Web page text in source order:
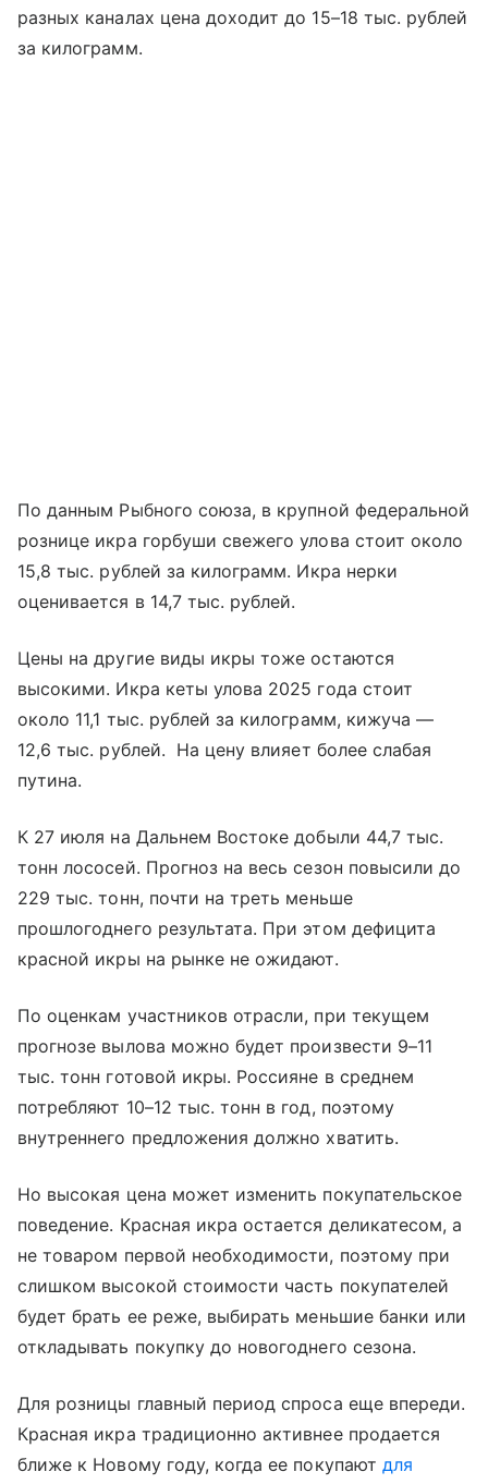
разных каналах цена доходит до 15–18 тыс. рублей
за килограмм.
По данным Рыбного союза, в крупной федеральной
рознице икра горбуши свежего улова стоит около
15,8 тыс. рублей за килограмм. Икра нерки
оценивается в 14,7 тыс. рублей.
Цены на другие виды икры тоже остаются
высокими. Икра кеты улова 2025 года стоит
около 11,1 тыс. рублей за килограмм, кижуча —
12,6 тыс. рублей. На цену влияет более слабая
путина.
К 27 июля на Дальнем Востоке добыли 44,7 тыс.
тонн лососей. Прогноз на весь сезон повысили до
229 тыс. тонн, почти на треть меньше
прошлогоднего результата. При этом дефицита
красной икры на рынке не ожидают.
По оценкам участников отрасли, при текущем
прогнозе вылова можно будет произвести 9–11
тыс. тонн готовой икры. Россияне в среднем
потребляют 10–12 тыс. тонн в год, поэтому
внутреннего предложения должно хватить.
Но высокая цена может изменить покупательское
поведение. Красная икра остается деликатесом, а
не товаром первой необходимости, поэтому при
слишком высокой стоимости часть покупателей
будет брать ее реже, выбирать меньшие банки или
откладывать покупку до новогоднего сезона.
Для розницы главный период спроса еще впереди.
Красная икра традиционно активнее продается
ближе к Новому году, когда ее покупают для